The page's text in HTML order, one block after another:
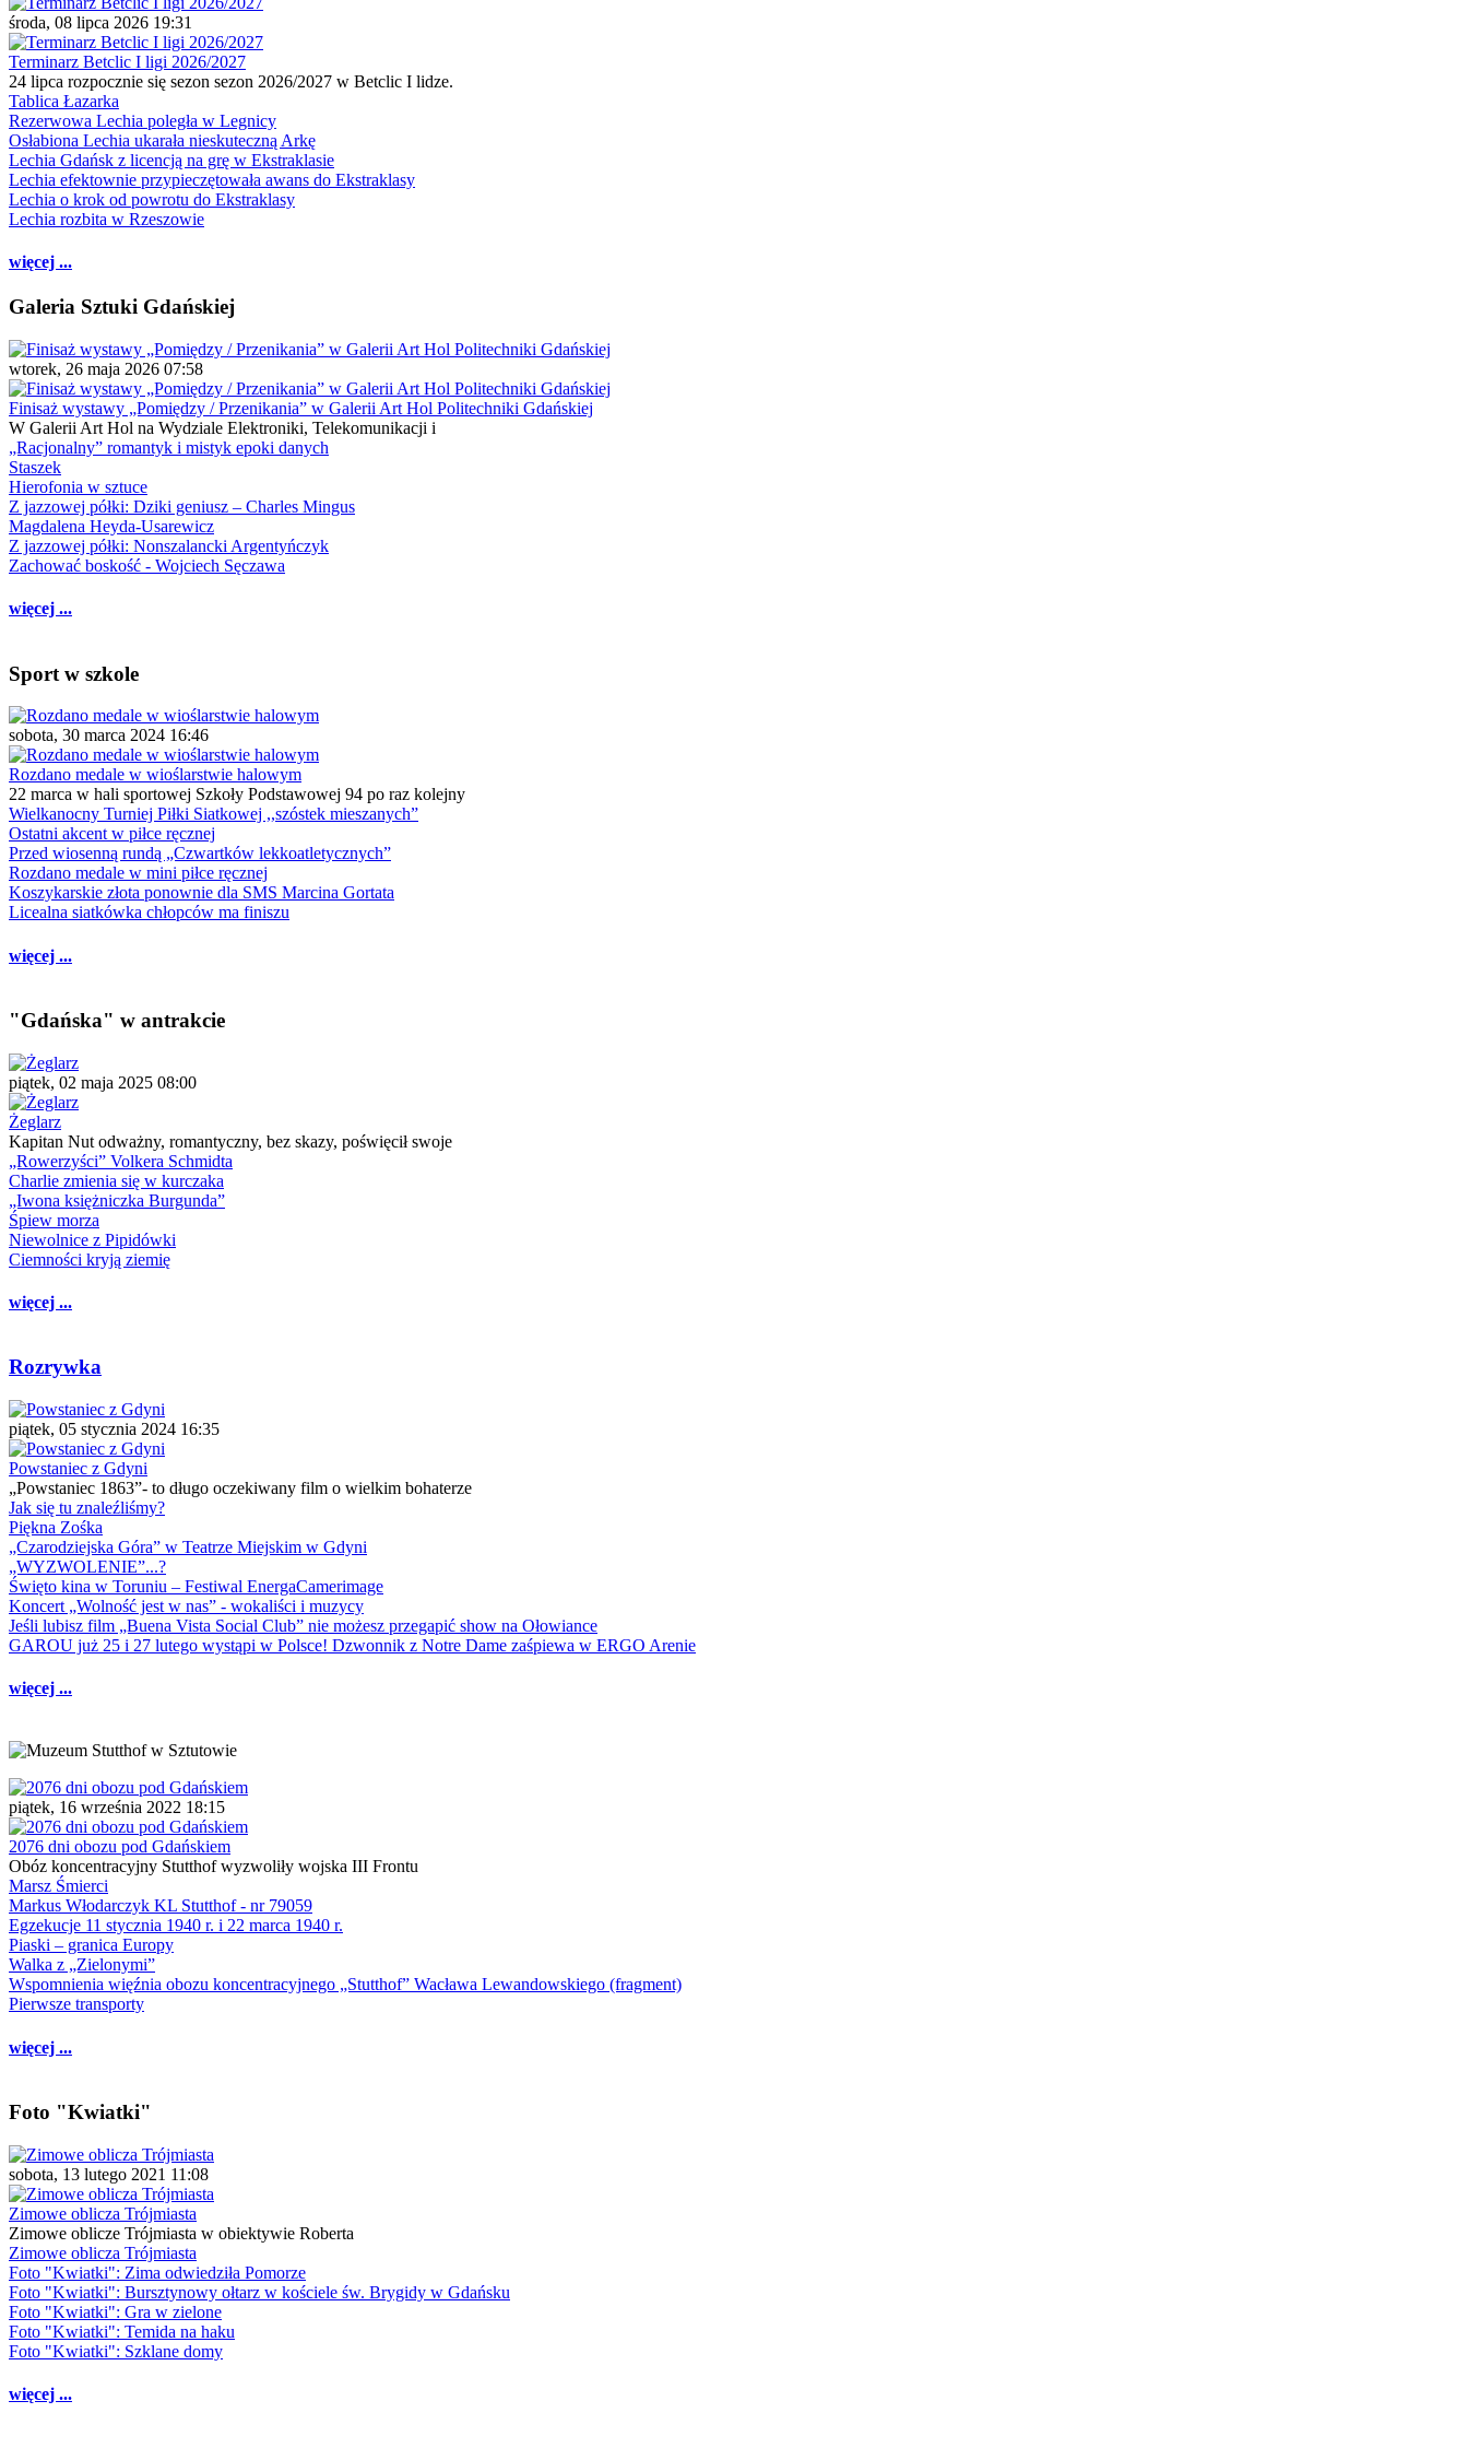
środa, 08 lipca 2026 19:31
Terminarz Betclic I ligi 2026/2027
24 lipca rozpocznie się sezon sezon 2026/2027 w Betclic I lidze.
Tablica Łazarka
Rezerwowa Lechia poległa w Legnicy
Osłabiona Lechia ukarała nieskuteczną Arkę
Lechia Gdańsk z licencją na grę w Ekstraklasie
Lechia efektownie przypieczętowała awans do Ekstraklasy
Lechia o krok od powrotu do Ekstraklasy
Lechia rozbita w Rzeszowie
więcej ...
Galeria Sztuki Gdańskiej
wtorek, 26 maja 2026 07:58
Finisaż wystawy „Pomiędzy / Przenikania” w Galerii Art Hol Politechniki Gdańskiej
W Galerii Art Hol na Wydziale Elektroniki, Telekomunikacji i
„Racjonalny” romantyk i mistyk epoki danych
Staszek
Hierofonia w sztuce
Z jazzowej półki: Dziki geniusz – Charles Mingus
Magdalena Heyda-Usarewicz
Z jazzowej półki: Nonszalancki Argentyńczyk
Zachować boskość - Wojciech Sęczawa
więcej ...
Sport w szkole
sobota, 30 marca 2024 16:46
Rozdano medale w wioślarstwie halowym
22 marca w hali sportowej Szkoły Podstawowej 94 po raz kolejny
Wielkanocny Turniej Piłki Siatkowej ,,szóstek mieszanych”
Ostatni akcent w piłce ręcznej
Przed wiosenną rundą „Czwartków lekkoatletycznych”
Rozdano medale w mini piłce ręcznej
Koszykarskie złota ponownie dla SMS Marcina Gortata
Licealna siatkówka chłopców ma finiszu
więcej ...
"Gdańska" w antrakcie
piątek, 02 maja 2025 08:00
Żeglarz
Kapitan Nut odważny, romantyczny, bez skazy, poświęcił swoje
„Rowerzyści” Volkera Schmidta
Charlie zmienia się w kurczaka
„Iwona księżniczka Burgunda”
Śpiew morza
Niewolnice z Pipidówki
Ciemności kryją ziemię
więcej ...
Rozrywka
piątek, 05 stycznia 2024 16:35
Powstaniec z Gdyni
„Powstaniec 1863”- to długo oczekiwany film o wielkim bohaterze
Jak się tu znaleźliśmy?
Piękna Zośka
„Czarodziejska Góra” w Teatrze Miejskim w Gdyni
„WYZWOLENIE”...?
Święto kina w Toruniu – Festiwal EnergaCamerimage
Koncert „Wolność jest w nas” - wokaliści i muzycy
Jeśli lubisz film „Buena Vista Social Club” nie możesz przegapić show na Ołowiance
GAROU już 25 i 27 lutego wystąpi w Polsce! Dzwonnik z Notre Dame zaśpiewa w ERGO Arenie
więcej ...
piątek, 16 września 2022 18:15
2076 dni obozu pod Gdańskiem
Obóz koncentracyjny Stutthof wyzwoliły wojska III Frontu
Marsz Śmierci
Markus Włodarczyk KL Stutthof - nr 79059
Egzekucje 11 stycznia 1940 r. i 22 marca 1940 r.
Piaski – granica Europy
Walka z „Zielonymi”
Wspomnienia więźnia obozu koncentracyjnego „Stutthof” Wacława Lewandowskiego (fragment)
Pierwsze transporty
więcej ...
Foto "Kwiatki"
sobota, 13 lutego 2021 11:08
Zimowe oblicza Trójmiasta
Zimowe oblicze Trójmiasta w obiektywie Roberta
Zimowe oblicza Trójmiasta
Foto "Kwiatki": Zima odwiedziła Pomorze
Foto "Kwiatki": Bursztynowy ołtarz w kościele św. Brygidy w Gdańsku
Foto "Kwiatki": Gra w zielone
Foto "Kwiatki": Temida na haku
Foto "Kwiatki": Szklane domy
więcej ...